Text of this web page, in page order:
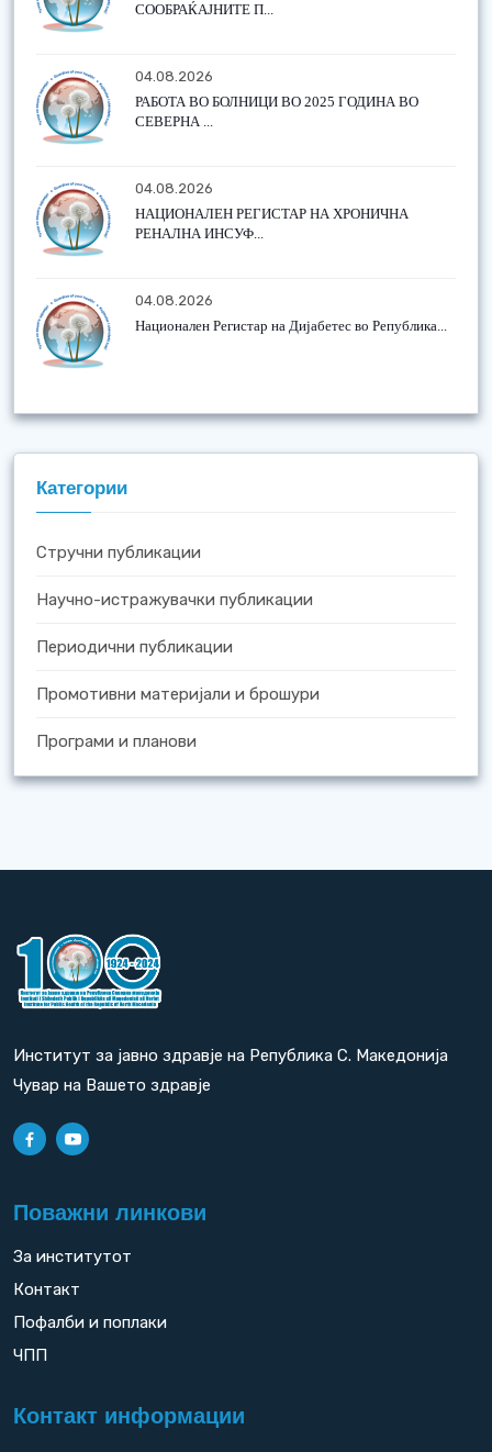
СООБРАЌАЈНИТЕ П...
04.08.2026
РАБОТА ВО БОЛНИЦИ ВО 2025 ГОДИНА ВО
СЕВЕРНА ...
04.08.2026
НАЦИОНАЛЕН РЕГИСТАР НА ХРОНИЧНА
РЕНАЛНА ИНСУФ...
04.08.2026
Национален Регистар на Дијабетес во Република...
Категории
Стручни публикации
Научно-истражувачки публикации
Периодични публикации
Промотивни материјали и брошури
Програми и планови
Институт за јавно здравје на Република С. Македонија
Чувар на Вашето здравје
Поважни линкови
За институтот
Контакт
Пофалби и поплаки
ЧПП
Контакт информации